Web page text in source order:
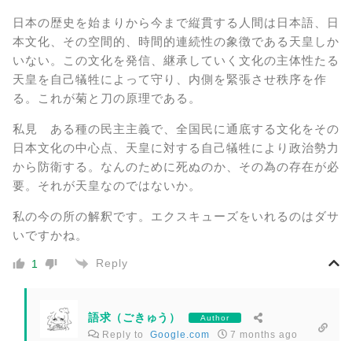
日本の歴史を始まりから今まで縦貫する人間は日本語、日
本文化、その空間的、時間的連続性の象徴である天皇しか
いない。この文化を発信、継承していく文化の主体性たる
天皇を自己犠牲によって守り、内側を緊張させ秩序を作
る。これが菊と刀の原理である。
私見 ある種の民主主義で、全国民に通底する文化をその
日本文化の中心点、天皇に対する自己犠牲により政治勢力
から防衛する。なんのために死ぬのか、その為の存在が必
要。それが天皇なのではないか。
私の今の所の解釈です。エクスキューズをいれるのはダサ
いですかね。
1 Reply
語求（ごきゅう） Author
Reply to Google.com 7 months ago